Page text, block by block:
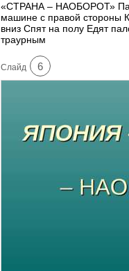
«СТРАНА – НАОБОРОТ»
машине с правой стороны
вниз Спят на полу Едят
траурным
Cлайд 6